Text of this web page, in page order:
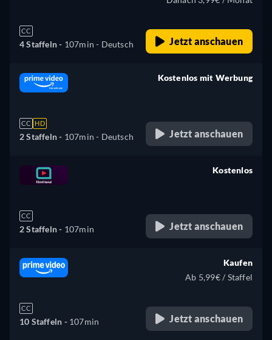
CC
4 Staffeln - 107min - Deutsch Jetzt anschauen
CC HD
2 Staffeln - 107min - Deutsch
Kostenlos mit Werbung
Jetzt anschauen
CC
2 Staffeln - 107min
Kostenlos
Jetzt anschauen
CC
10 Staffeln - 107min
Kaufen
Ab 5,99€ / Staffel
Jetzt anschauen